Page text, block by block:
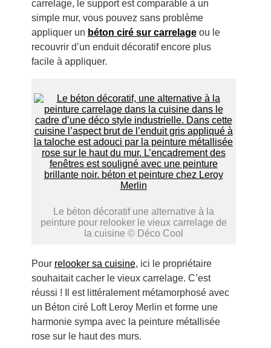
carrelage, le support est comparable à un
simple mur, vous pouvez sans problème
appliquer un béton ciré sur carrelageou le
recouvrir d’un enduit décoratif encore plus
facile à appliquer.
Le béton décoratif une alternative à la
peinture pour relooker le vieux carrelage de
la cuisine © Déco Cool
Pour relooker sa cuisine, ici le propriétaire
souhaitait cacher le vieux carrelage. C’est
réussi ! Il est littéralement métamorphosé avec
un Béton ciré Loft Leroy Merlin et forme une
harmonie sympa avec la peinture métallisée
rose sur le haut des murs.